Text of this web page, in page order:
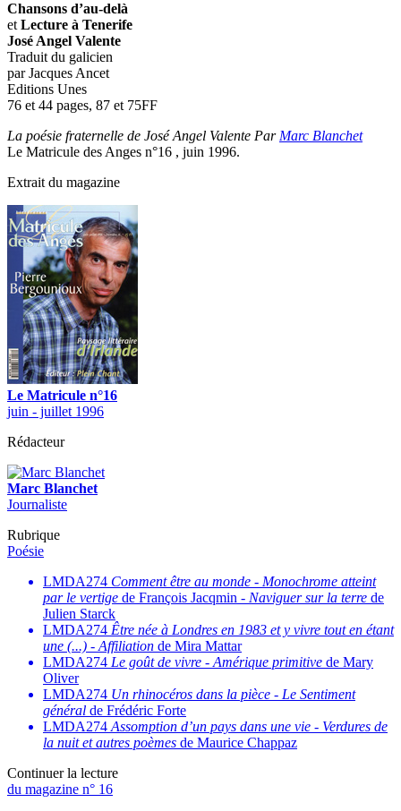
Chansons d’au-delà
et Lecture à Tenerife
José Angel Valente
Traduit du galicien
par Jacques Ancet
Editions Unes
76 et 44 pages, 87 et 75FF
La poésie fraternelle de José Angel Valente Par Marc Blanchet
Le Matricule des Anges n°16 , juin 1996.
Extrait du magazine
Le Matricule n°16
juin - juillet 1996
Rédacteur
Marc Blanchet
Journaliste
Rubrique
Poésie
LMDA274 Comment être au monde - Monochrome atteint
par le vertige de François Jacqmin - Naviguer sur la terre de
Julien Starck
LMDA274 Être née à Londres en 1983 et y vivre tout en étant
une (...) - Affiliation de Mira Mattar
LMDA274 Le goût de vivre - Amérique primitive de Mary
Oliver
LMDA274 Un rhinocéros dans la pièce - Le Sentiment
général de Frédéric Forte
LMDA274 Assomption d’un pays dans une vie - Verdures de
la nuit et autres poèmes de Maurice Chappaz
Continuer la lecture
du magazine n° 16